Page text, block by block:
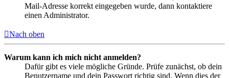
Mail-Adresse korrekt eingegeben wurde, dann kontaktiere
einen Administrator.
Nach oben
Warum kann ich mich nicht anmelden?
Dafür gibt es viele mögliche Gründe. Prüfe zunächst, ob dein
Benutzername und dein Passwort richtig sind. Wenn dies der